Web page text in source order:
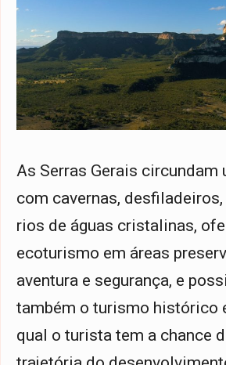
As Serras Gerais circundam
com cavernas,
rios de águas cristalinas,
ecoturismo em áreas
aventura e segurança, e
também o turismo histórico
qual o turista tem a chance